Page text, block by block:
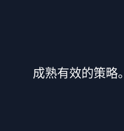
成熟有效的策略。